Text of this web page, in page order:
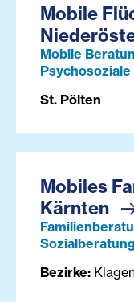
Mobile
Mobile
St. Pölten
Mobiles
Kärnten
Bezirke: